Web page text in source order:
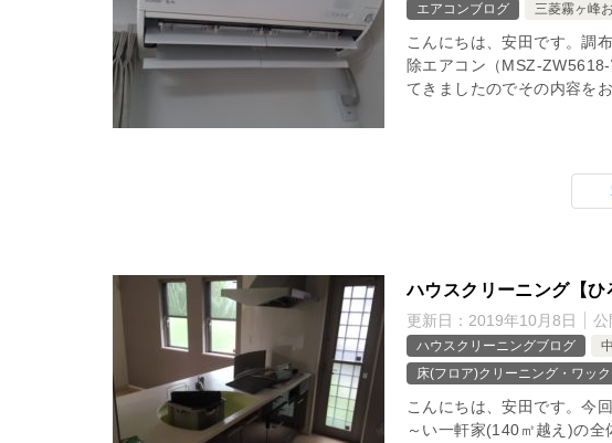
エアコンブログ 三菱霧ヶ峰
こんにちは、安田です。調
除エアコン（
てきましたのでその内容を
ハウスクリーニング【
更新日： 2019年10月8日 公
ハウスクリーニングブログ
床(フロア)クリーニング・ワッ
こんにちは、安田です。今
～い一軒家(140㎡越え)の